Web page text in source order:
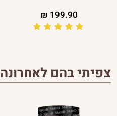
199.90
₪
צפיתי בהם לאחרונה